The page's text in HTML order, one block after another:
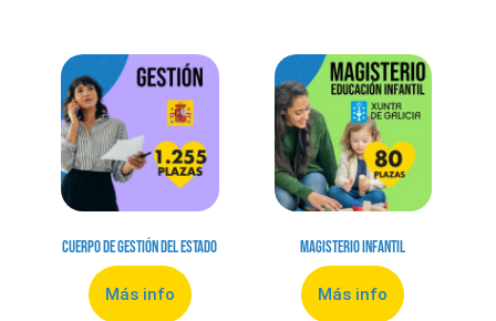
Cuerpo de Gestión del Estado
Más info
Magisterio Infantil
Más info